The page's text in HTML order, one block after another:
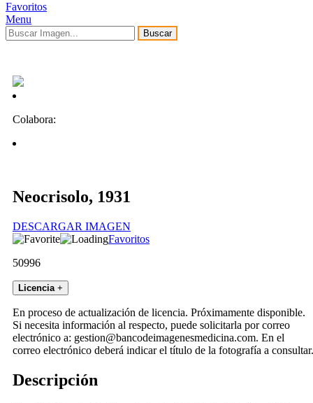
Favoritos
Menu
Buscar
Colabora:
Neocrisolo, 1931
DESCARGAR IMAGEN
Favoritos
50996
Licencia +
En proceso de actualización de licencia. Próximamente disponible.
Si necesita información al respecto, puede solicitarla por correo
electrónico a: gestion@bancodeimagenesmedicina.com. En el
correo electrónico deberá indicar el título de la fotografía a consultar.
Descripción